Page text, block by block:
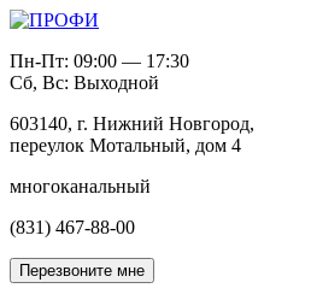
Пн-Пт: 09:00 — 17:30
Сб, Вс: Выходной
603140, г. Нижний Новгород,
переулок Мотальный, дом 4
многоканальный
(831) 467-88-00
Перезвоните мне